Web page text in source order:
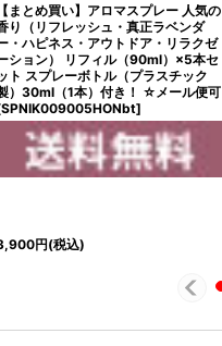
【まとめ買い】アロマスプレー 人気の
り（リフレッシュ・真正ラベンダ
・ハピネス・アウトドア・リラクゼ
ション） リフィル（90ml）×5本セ
ト スプレーボトル（プラスチック
）30ml（1本）付き！ ☆メール便可
SPNIK009005HONbt]
円(税込)